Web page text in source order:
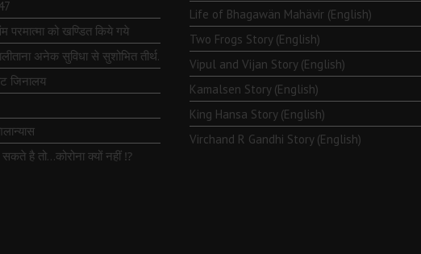
परमात्मा को खण्डित किये गये
अनेक सुविधा से सुशोभित तीर्थ.
जिनालय
है तो…कोरोना क्यों नहीं ⁉️
Life of Bhagawän Mahävir (English)
Two Frogs Story (English)
Vipul and Vijan Story (English)
Kamalsen Story (English)
King Hansa Story (English)
Virchand R Gandhi Story (English)